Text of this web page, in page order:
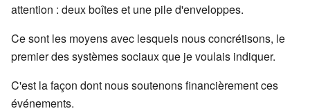
attention : deux boîtes et une pile d'enveloppes.
Ce sont les moyens avec lesquels nous concrétisons, le
premier des systèmes sociaux que je voulais indiquer.
C'est la façon dont nous soutenons financièrement ces
événements.